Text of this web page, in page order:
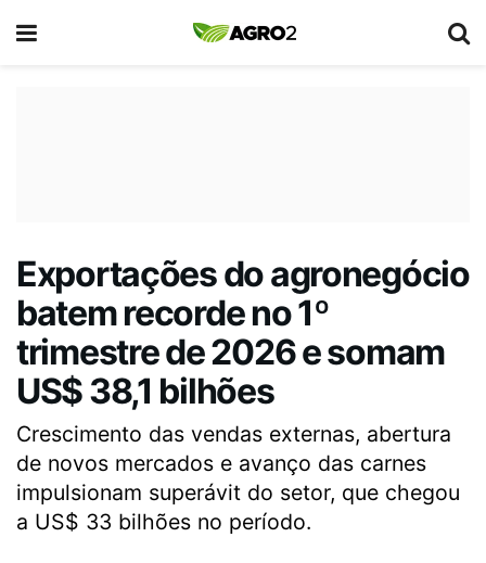
Exportações do agronegócio
batem recorde no 1º
trimestre de 2026 e somam
US$ 38,1 bilhões
Crescimento das vendas externas, abertura
de novos mercados e avanço das carnes
impulsionam superávit do setor, que chegou
a US$ 33 bilhões no período.